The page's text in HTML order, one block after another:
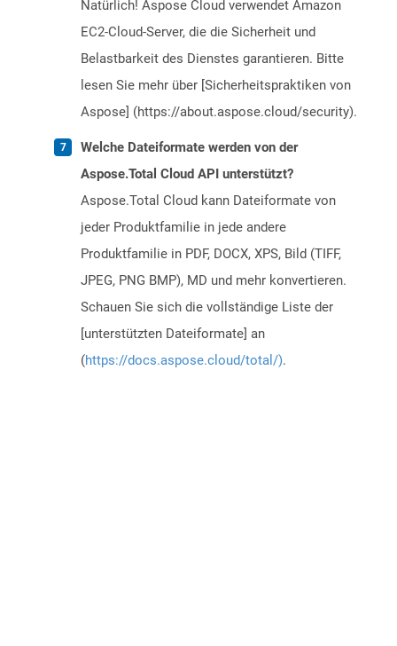
Natürlich! Aspose Cloud verwendet Amazon
EC2-Cloud-Server, die die Sicherheit und
Belastbarkeit des Dienstes garantieren. Bitte
lesen Sie mehr über [Sicherheitspraktiken von
Aspose] (https://about.aspose.cloud/security).
Welche Dateiformate werden von der
Aspose.Total Cloud API unterstützt?
Aspose.Total Cloud kann Dateiformate von
jeder Produktfamilie in jede andere
Produktfamilie in PDF, DOCX, XPS, Bild (TIFF,
JPEG, PNG BMP), MD und mehr konvertieren.
Schauen Sie sich die vollständige Liste der
[unterstützten Dateiformate] an
(https://docs.aspose.cloud/total/).